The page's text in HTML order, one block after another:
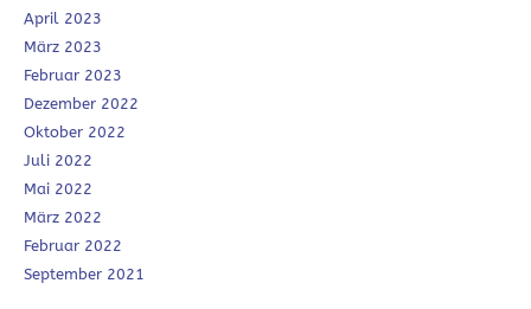
April 2023
März 2023
Februar 2023
Dezember 2022
Oktober 2022
Juli 2022
Mai 2022
März 2022
Februar 2022
September 2021